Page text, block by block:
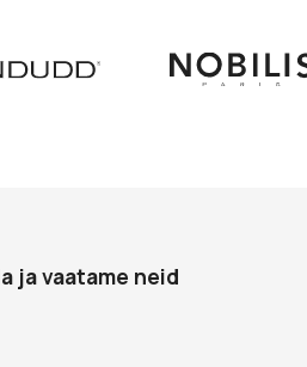
ja vaatame neid